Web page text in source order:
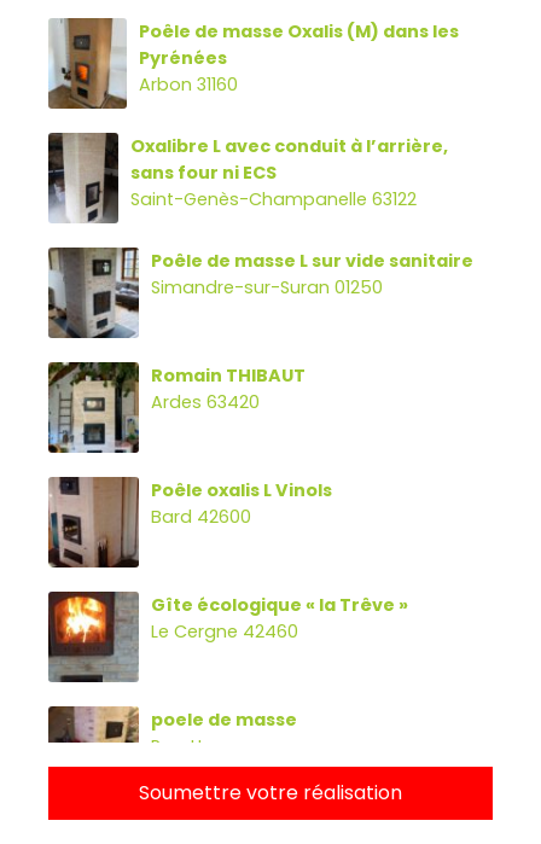
Poêle de masse Oxalis (M) dans les
Pyrénées
Arbon 31160
Oxalibre L avec conduit à l’arrière,
sans four ni ECS
Saint-Genès-Champanelle 63122
Poêle de masse L sur vide sanitaire
Simandre-sur-Suran 01250
Romain THIBAUT
Ardes 63420
Poêle oxalis L Vinols
Bard 42600
Gîte écologique « la Trêve »
Le Cergne 42460
poele de masse
Parette
Soumettre votre réalisation